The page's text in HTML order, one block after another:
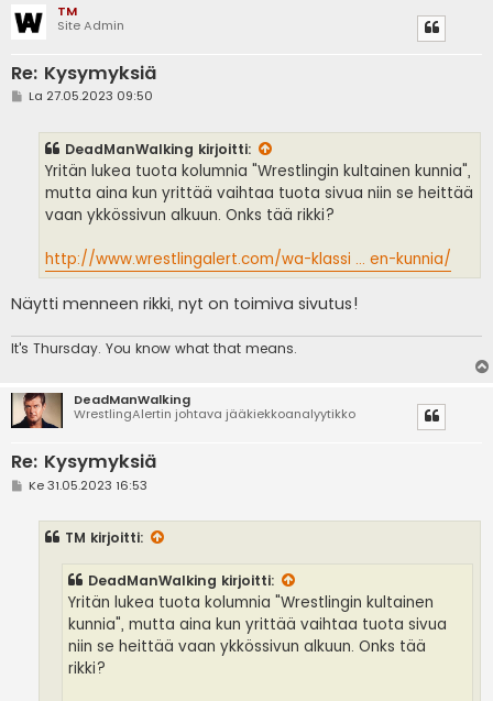
TM
Site Admin
Re: Kysymyksiä
VLa 27.05.2023 09:50
DeadManWalking kirjoitti:
Yritän lukea tuota kolumnia "Wrestlingin kultainen kunnia",
mutta aina kun yrittää vaihtaa tuota sivua niin se heittää
vaan ykkössivun alkuun. Onks tää rikki?
http://www.wrestlingalert.com/wa-klassi ... en-kunnia/
Näytti menneen rikki, nyt on toimiva sivutus!
It's Thursday. You know what that means.
DeadManWalking
WrestlingAlertin johtava jääkiekkoanalyytikko
Re: Kysymyksiä
VKe 31.05.2023 16:53
TM kirjoitti:
DeadManWalking kirjoitti:
Yritän lukea tuota kolumnia "Wrestlingin kultainen
kunnia", mutta aina kun yrittää vaihtaa tuota sivua
niin se heittää vaan ykkössivun alkuun. Onks tää
rikki?